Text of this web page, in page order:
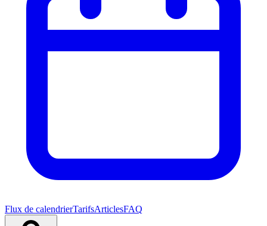
Flux de calendrierTarifsArticlesFAQ